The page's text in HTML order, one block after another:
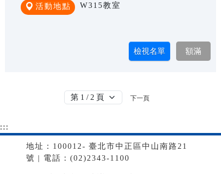
活動地點 W315教室
下一頁
:::
地址：100012- 臺北市中正區中山南路21
號 | 電話：(02)2343-1100